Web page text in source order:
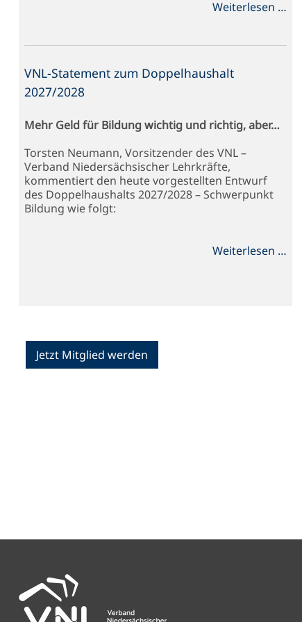
Weiterlesen …
VNL-Statement zum Doppelhaushalt
2027/2028
Mehr Geld für Bildung wichtig und richtig, aber…
Torsten Neumann, Vorsitzender des VNL –
Verband Niedersächsischer Lehrkräfte,
kommentiert den heute vorgestellten Entwurf
des Doppelhaushalts 2027/2028 – Schwerpunkt
Bildung wie folgt:
Weiterlesen …
Jetzt Mitglied werden